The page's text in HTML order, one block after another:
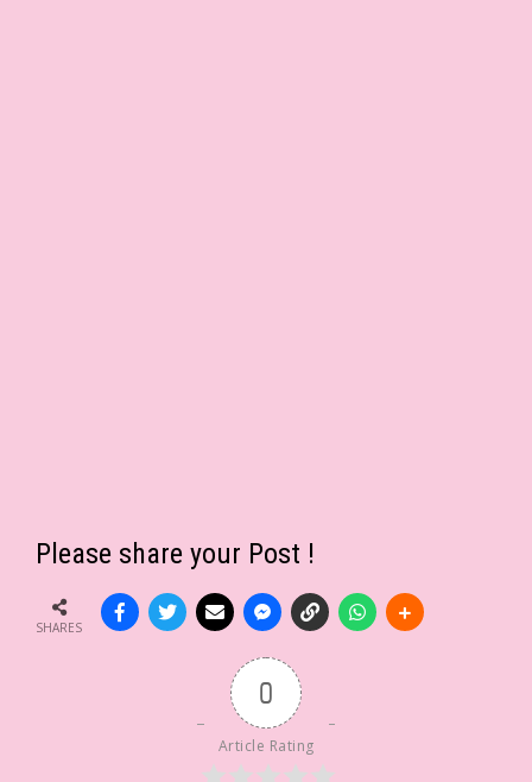
Please share your Post !
SHARES
0
Article Rating